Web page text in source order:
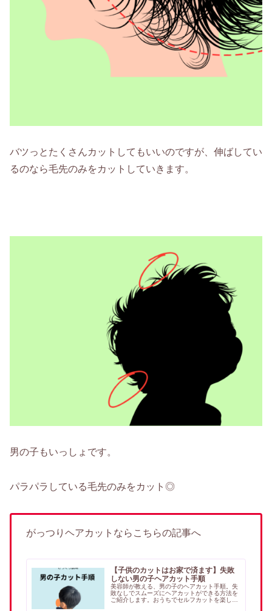
バツっとたくさんカットしてもいいのですが、伸ばしてい
るのなら毛先のみをカットしていきます。
男の子もいっしょです。
パラパラしている毛先のみをカット◎
がっつりヘアカットならこちらの記事へ
【子供のカットはお家で済ます】失敗
しない男の子ヘアカット手順
美容師が教える、男の子のヘアカット手順。失
敗なしでスムーズにヘアカットができる方法を
ご紹介します。おうちでセルフカットを楽しみ